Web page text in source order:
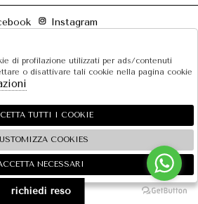
Instagram
SOLE S.R.L.
SHOPPING
EXTRA
Powered byAteliersocietàgruppo Zucchetti
richiedi reso
di profilazione utilizzati per ads/contenuti
o disattivare tali cookie nella pagina cookie
TUTTI I COOKIE
COOKIES
NECESSARI